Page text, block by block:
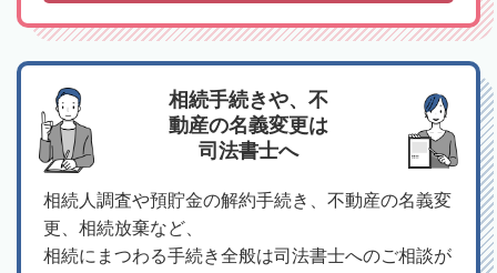
相続手続きや、不
動産の名義変更は
司法書士へ
相続人調査や預貯金の解約手続き、不動産の名義変
更、相続放棄など、
相続にまつわる手続き全般は司法書士へのご相談が